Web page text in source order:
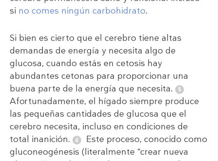
si no comes ningún carbohidrato.
Si bien es cierto que el cerebro tiene altas
demandas de energía y necesita algo de
glucosa, cuando estás en cetosis hay
abundantes cetonas para proporcionar una
buena parte de la energía que necesita.
Afortunadamente, el hígado siempre produce
las pequeñas cantidades de glucosa que el
cerebro necesita, incluso en condiciones de
total inanición.
Este proceso, conocido como
gluconeogénesis (literalmente “crear nueva